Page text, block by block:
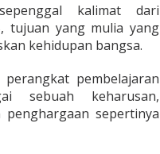
kalimat dari
tujuan yang mulia yang
kehidupan bangsa.
pembelajaran
sebuah keharusan,
sepertinya